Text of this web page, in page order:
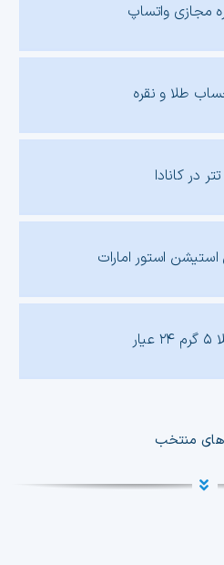
مجازی واتساپ
طلا و نقره
در کانادا
استور امارات
منتخب